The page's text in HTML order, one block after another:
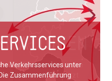
Verkehrsservices unter
Zusammenführung
den Themen alternative
Wer besitzt